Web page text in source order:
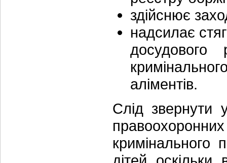
здійснює
надсилає
досудового
аліментів.
Слід звернути
кримінального